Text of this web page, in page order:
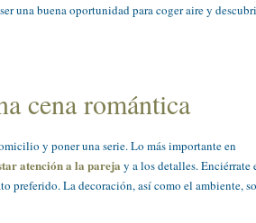
una buena oportunidad para coger aire y
cena romántica
y poner una serie. Lo más importante en
atención a la pareja y a los detalles. Enciérrate
preferido. La decoración, así como el ambiente,